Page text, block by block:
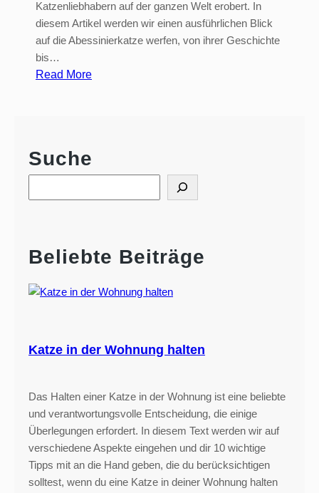
Katzenliebhabern auf der ganzen Welt erobert. In
diesem Artikel werden wir einen ausführlichen Blick
auf die Abessinierkatze werfen, von ihrer Geschichte
bis…
Read More:
i
Suche
e
c
h
Beliebte Beiträge
Katze in der Wohnung halten
Das Halten einer Katze in der Wohnung ist eine beliebte
und verantwortungsvolle Entscheidung, die einige
Überlegungen erfordert. In diesem Text werden wir auf
verschiedene Aspekte eingehen und dir 10 wichtige
Tipps mit an die Hand geben, die du berücksichtigen
solltest, wenn du eine Katze in deiner Wohnung halten